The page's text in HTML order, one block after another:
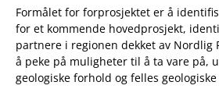
Formålet for forprosjektet er å
for et kommende hovedprosjekt,
partnere i regionen dekket av Nordlig
å peke på muligheter til å ta vare på,
geologiske forhold og felles geologiske